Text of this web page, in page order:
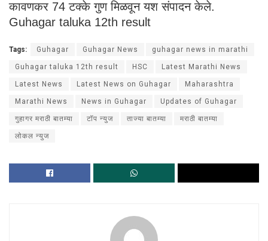
कावणकर 74 टक्के गुण मिळवून यश संपादन केले.
Guhagar taluka 12th result
Tags: Guhagar Guhagar News guhagar news in marathi
Guhagar taluka 12th result HSC Latest Marathi News
Latest News Latest News on Guhagar Maharashtra
Marathi News News in Guhagar Updates of Guhagar
गुहागर मराठी बातम्या टॉप न्युज ताज्या बातम्या मराठी बातम्या
लोकल न्युज